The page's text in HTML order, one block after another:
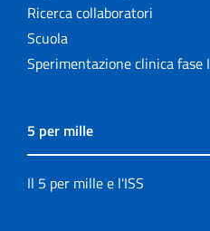
Ricerca collaboratori
Scuola
Sperimentazione clinica fase I
5 per mille
Il 5 per mille e l'ISS